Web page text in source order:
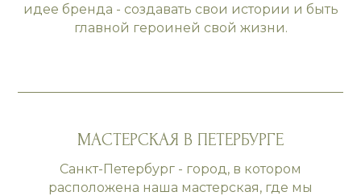
идее бренда - создавать свои истории и быть
главной героиней свой жизни.
МАСТЕРСКАЯ В ПЕТЕРБУРГЕ
Санкт-Петербург - город, в котором
расположена наша мастерская, где мы